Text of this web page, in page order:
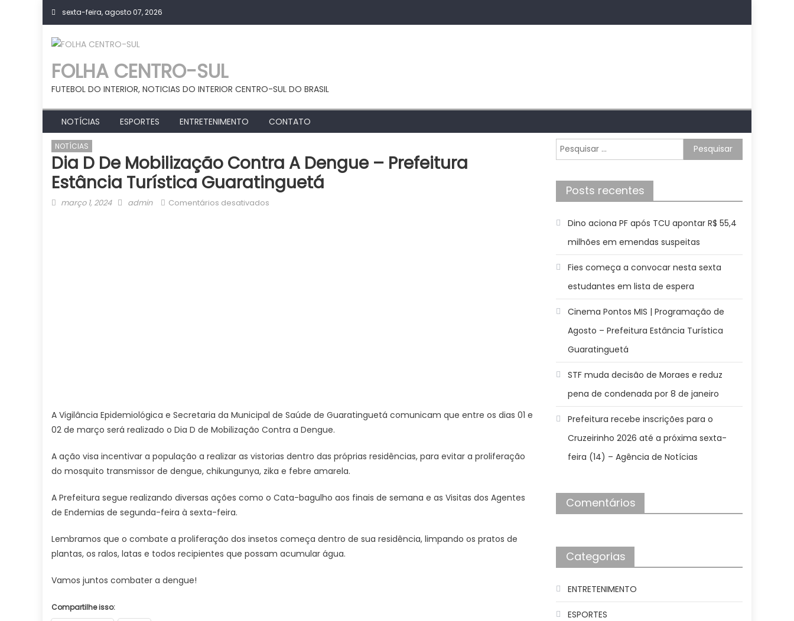
Skip
content
sexta-feira, agosto 07, 2026
FOLHA CENTRO-SUL
FUTEBOL DO INTERIOR, NOTICIAS DO INTERIOR CENTRO-SUL DO BRASIL
NOTÍCIAS ESPORTES ENTRETENIMENTO CONTATO
NOTÍCIAS
Dia D De Mobilização Contra A Dengue – Prefeitura
Estância Turística Guaratinguetá
Posted
março 1, 2024 Author
admin Comentários desativados
A Vigilância Epidemiológica e Secretaria da Municipal de Saúde de Guaratinguetá comunicam que entre os dias 01 e
02 de março será realizado o Dia D de Mobilização Contra a Dengue.
A ação visa incentivar a população a realizar as vistorias dentro das próprias residências, para evitar a proliferação
do mosquito transmissor de dengue, chikungunya, zika e febre amarela.
A Prefeitura segue realizando diversas ações como o Cata-bagulho aos finais de semana e as Visitas dos Agentes
de Endemias de segunda-feira à sexta-feira.
Lembramos que o combate a proliferação dos insetos começa dentro de sua residência, limpando os pratos de
plantas, os ralos, latas e todos recipientes que possam acumular água.
Vamos juntos combater a dengue!
Compartilhe isso:
Pesquisar
por:
Posts recentes
Dino aciona PF após TCU apontar R$ 55,4
milhões em emendas suspeitas
Fies começa a convocar nesta sexta
estudantes em lista de espera
Cinema Pontos MIS | Programação de
Agosto – Prefeitura Estância Turística
Guaratinguetá
STF muda decisão de Moraes e reduz
pena de condenada por 8 de janeiro
Prefeitura recebe inscrições para o
Cruzeirinho 2026 até a próxima sexta-
feira (14) – Agência de Notícias
Comentários
Categorias
ENTRETENIMENTO
ESPORTES